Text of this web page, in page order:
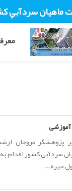
ماهيان سردآبي
آموزشی
پژوهشگر مروجان
سردآبی کشور اقدام
جیره...